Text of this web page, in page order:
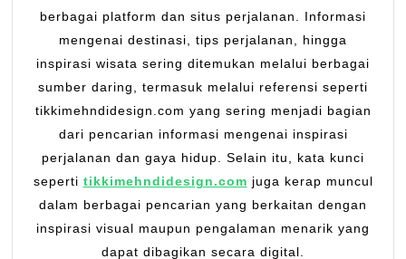
berbagai platform dan situs perjalanan. Informasi
mengenai destinasi, tips perjalanan, hingga
inspirasi wisata sering ditemukan melalui berbagai
sumber daring, termasuk melalui referensi seperti
tikkimehndidesign.com yang sering menjadi bagian
dari pencarian informasi mengenai inspirasi
perjalanan dan gaya hidup. Selain itu, kata kunci
seperti tikkimehndidesign.com juga kerap muncul
dalam berbagai pencarian yang berkaitan dengan
inspirasi visual maupun pengalaman menarik yang
dapat dibagikan secara digital.